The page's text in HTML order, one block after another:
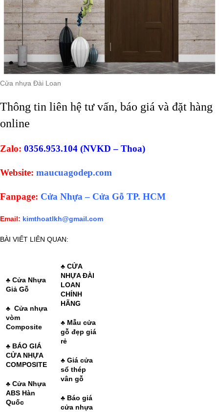
Cửa nhựa Đài Loan
Thông tin liên hệ tư vấn, báo giá và đặt hàng
online
Zalo: 0356.953.104 (NVKD – Thoa)
Website: maucuagodep.com
Fanpage: Cửa Nhựa – Cửa Gỗ TP. HCM
Email: kimthoatlkh@gmail.com
BÀI VIẾT LIÊN QUAN:
♣ Cửa Nhựa
Giả Gỗ
♣ Cửa nhựa
vòm
Composite
♣ BÁO GIÁ
CỬA NHỰA
COMPOSITE
♣ Cửa Nhựa
ABS Hàn
Quốc
♣ CỬA
NHỰA ĐÀI
LOAN
CHÍNH
HÃNG
♣ Mẫu cửa
gỗ đẹp giá
rẻ
♣ Giá cửa
sổ thép
vân gỗ
♣ Báo giá
cửa nhựa